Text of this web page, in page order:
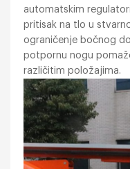
automatskim
pritisak na tlo u
ograničenje bočnog
potpornu nogu
različitim položajima.